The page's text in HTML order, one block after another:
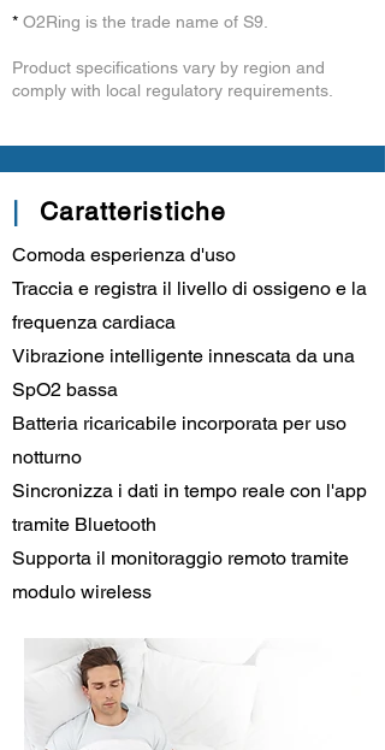
*​ O2Ring is the trade name of S9.
Product specifications vary by region and
comply with local regulatory requirements.
| Caratteristiche
Comoda esperienza d'uso
Traccia e registra il livello di ossigeno e la
frequenza cardiaca
Vibrazione intelligente innescata da una
SpO2 bassa
Batteria ricaricabile incorporata per uso
notturno
Sincronizza i dati in tempo reale con l'app
tramite Bluetooth
Supporta il monitoraggio remoto tramite
modulo wireless